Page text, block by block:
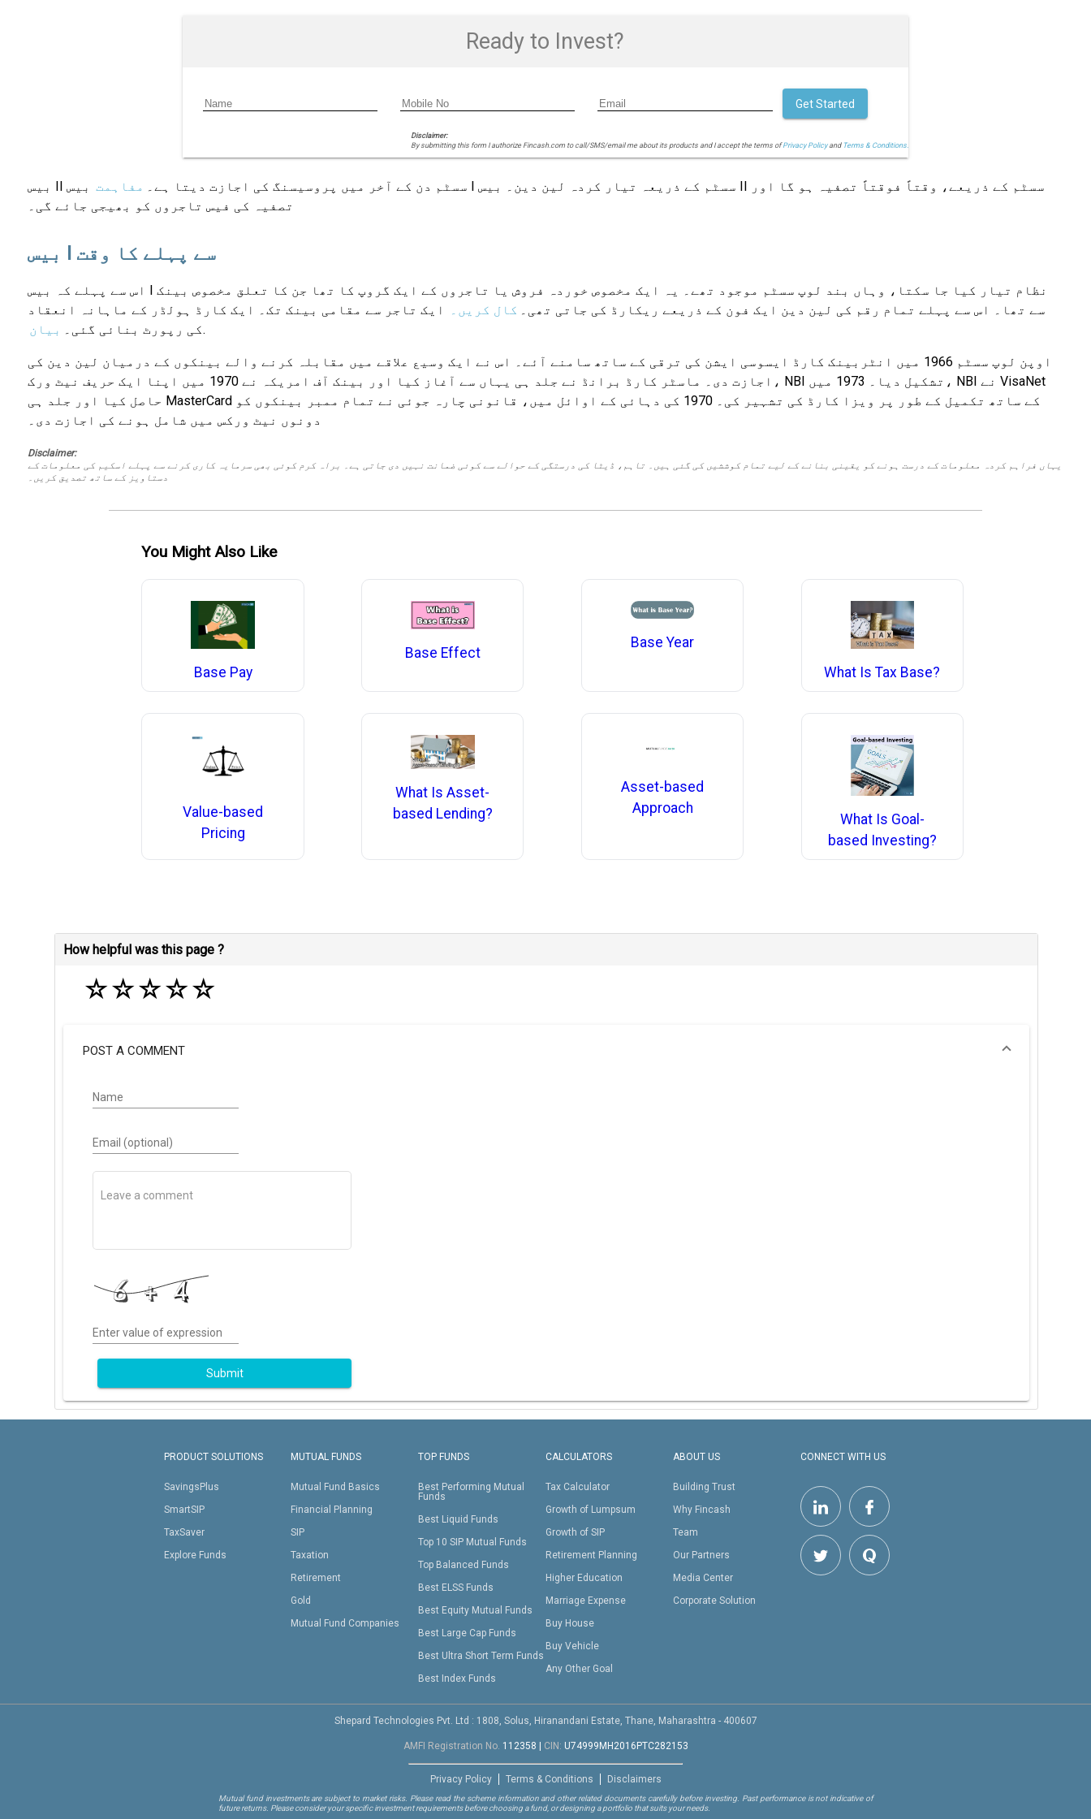
Ready to Invest?
Disclaimer:
By submitting this form I authorize Fincash.com to call/SMS/email me about its products and I accept the terms ofPrivacy Policyand Terms & Conditions.
Get Started
بیس II سسٹم دن کے آخر میں پروسیسنگ کی اجازت دیتا ہے۔ مفاہمت بیس I سسٹم کے ذریعہ تیار کردہ لین دین۔ بیس II سسٹم کے ذریعے، وقتاً فوقتاً تصفیہ ہو گا اور
تصفیہ کی فیس تاجروں کو بھیجی جائے گی۔
بیس I سے پہلے کا وقت
اس سے پہلے کہ بیس I نظام تیار کیا جا سکتا، وہاں بند لوپ سسٹم موجود تھے۔ یہ ایک مخصوص خوردہ فروش یا تاجروں کے ایک گروپ کا تھا جن کا تعلق مخصوص بینک
سے تھا۔ اس سے پہلے تمام رقم کی لین دین ایک فون کے ذریعے ریکارڈ کی جاتی تھی۔ کال کریں۔
ایک تاجر سے مقامی بینک تک۔ ایک کارڈ ہولڈر کے ماہانہ انعقاد
کی رپورٹ بنائی گئی۔ بیان .
اوپن لوپ سسٹم 1966 میں انٹربینک کارڈ ایسوسی ایشن کی ترقی کے ساتھ سامنے آئے۔ اس نے ایک وسیع علاقے میں مقابلہ کرنے والے بینکوں کے درمیان لین دین کی
اجازت دی۔ ماسٹر کارڈ برانڈ نے جلد ہی یہاں سے آغاز کیا اور بینک آف امریکہ نے 1970 میں اپنا ایک حریف نیٹ ورک، NBI تشکیل دیا۔ 1973 میں، NBI نے VisaNet
حاصل کیا اور جلد ہی MasterCard کے ساتھ تکمیل کے طور پر ویزا کارڈ کی تشہیر کی۔ 1970 کی دہائی کے اوائل میں، قانونی چارہ جوئی نے تمام ممبر بینکوں کو
دونوں نیٹ ورکس میں شامل ہونے کی اجازت دی۔
Disclaimer:
یہاں فراہم کردہ معلومات کے درست ہونے کو یقینی بنانے کے لیے تمام کوششیں کی گئی ہیں۔ تاہم، ڈیٹا کی درستگی کے حوالے سے کوئی ضمانت نہیں دی جاتی ہے۔ براہ کرم کوئی بھی سرمایہ کاری کرنے سے پہلے اسکیم کی معلومات کے
دستاویز کے ساتھ تصدیق کریں۔
You Might Also Like
Base Pay
Base Effect
Base Year
What Is Tax Base?
Value-based
Pricing
What Is Asset-
based Lending?
Asset-based
Approach
What Is Goal-
based Investing?
How helpful was this page ?
☆☆☆☆☆
POST A COMMENT
Name
Email (optional)
Enter value of expression
Submit
PRODUCT SOLUTIONS
SavingsPlus
SmartSIP
TaxSaver
Explore Funds
MUTUAL FUNDS
Mutual Fund Basics
Financial Planning
SIP
Taxation
Retirement
Gold
Mutual Fund Companies
TOP FUNDS
Best Performing Mutual
Funds
Best Liquid Funds
Top 10 SIP Mutual Funds
Top Balanced Funds
Best ELSS Funds
Best Equity Mutual Funds
Best Large Cap Funds
Best Ultra Short Term Funds
Best Index Funds
CALCULATORS
Tax Calculator
Growth of Lumpsum
Growth of SIP
Retirement Planning
Higher Education
Marriage Expense
Buy House
Buy Vehicle
Any Other Goal
ABOUT US
Building Trust
Why Fincash
Team
Our Partners
Media Center
Corporate Solution
CONNECT WITH US
Shepard Technologies Pvt. Ltd : 1808, Solus, Hiranandani Estate, Thane, Maharashtra - 400607
AMFI Registration No. 112358 | CIN: U74999MH2016PTC282153
Privacy Policy Terms & Conditions Disclaimers
Mutual fund investments are subject to market risks. Please read the scheme information and other related documents carefully before investing. Past performance is not indicative of
future returns. Please consider your specific investment requirements before choosing a fund, or designing a portfolio that suits your needs.